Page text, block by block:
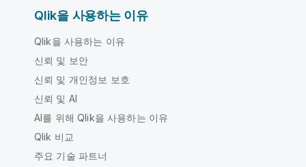
Qlik을 사용하는 이유
Qlik을 사용하는 이유
신뢰 및 보안
신뢰 및 개인정보 보호
신뢰 및 AI
AI를 위해 Qlik을 사용하는 이유
Qlik 비교
주요 기술 파트너